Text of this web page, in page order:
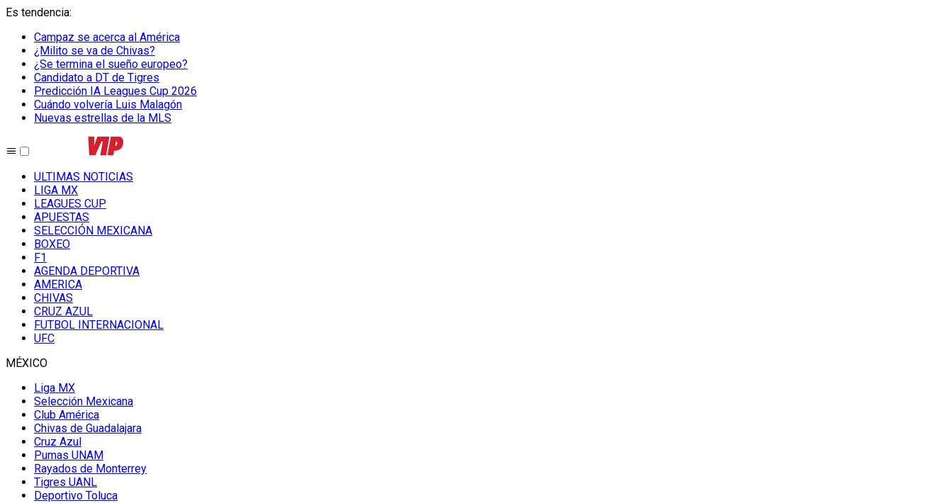
Es tendencia:
Campaz se acerca al América
¿Milito se va de Chivas?
¿Se termina el sueño europeo?
Candidato a DT de Tigres
Predicción IA Leagues Cup 2026
Cuándo volvería Luis Malagón
Nuevas estrellas de la MLS
ULTIMAS NOTICIAS
LIGA MX
LEAGUES CUP
APUESTAS
SELECCIÓN MEXICANA
BOXEO
F1
AGENDA DEPORTIVA
AMERICA
CHIVAS
CRUZ AZUL
FUTBOL INTERNACIONAL
UFC
MÉXICO
Liga MX
Selección Mexicana
Club América
Chivas de Guadalajara
Cruz Azul
Pumas UNAM
Rayados de Monterrey
Tigres UANL
Deportivo Toluca